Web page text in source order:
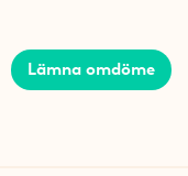
där elever kan
Det gör det enkelt
Lämna omdöme